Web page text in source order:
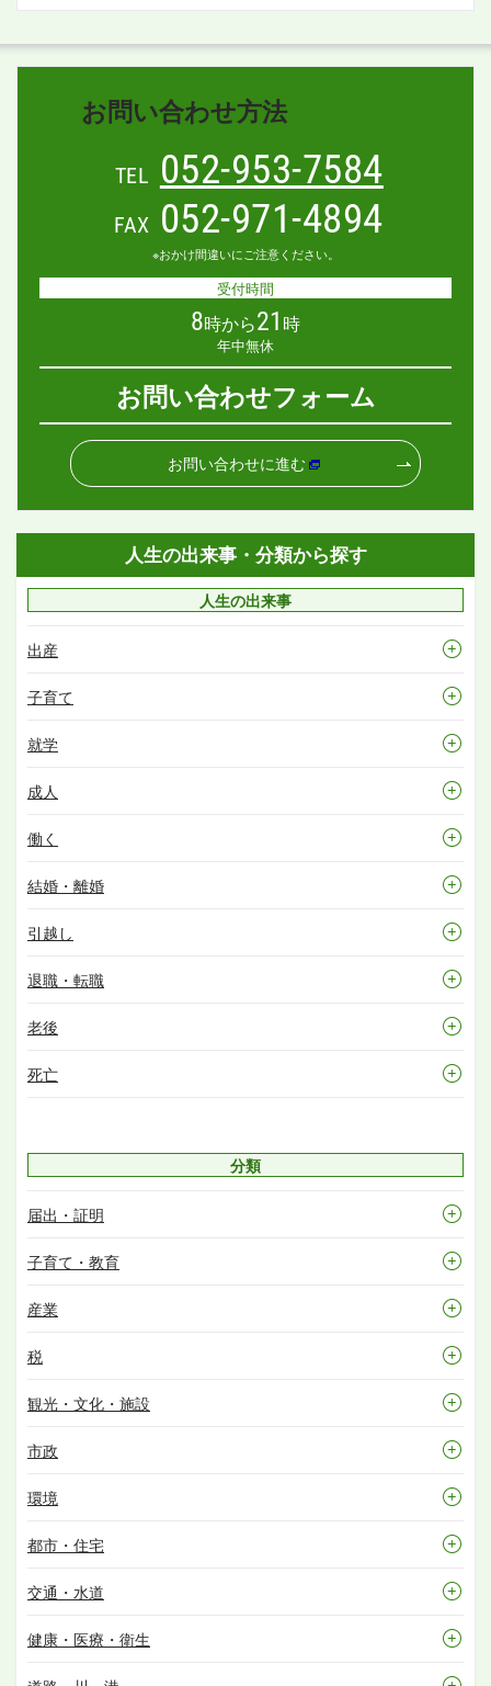
お問い合わせ方法
TEL 052-953-7584
FAX 052-971-4894
※おかけ間違いにご注意ください。
受付時間
8時から21 時
年中無休
お問い合わせフォーム
お問い合わせに進む
人生の出来事・分類から探す
人生の出来事
出産
子育て
就学
成人
働く
結婚・離婚
引越し
退職・転職
老後
死亡
分類
届出・証明
子育て・教育
産業
税
観光・文化・施設
市政
環境
都市・住宅
交通・水道
健康・医療・衛生